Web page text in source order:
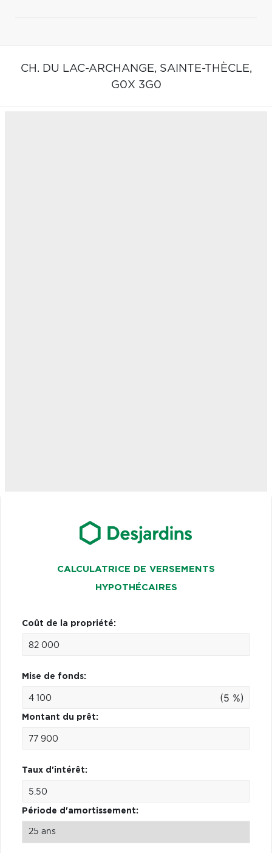
CH. DU LAC-ARCHANGE, SAINTE-THÈCLE,
G0X 3G0
CALCULATRICE DE VERSEMENTS
HYPOTHÉCAIRES
Coût de la propriété:
Mise de fonds:
(5 %)
Montant du prêt:
Taux d'intérêt:
Période d'amortissement: